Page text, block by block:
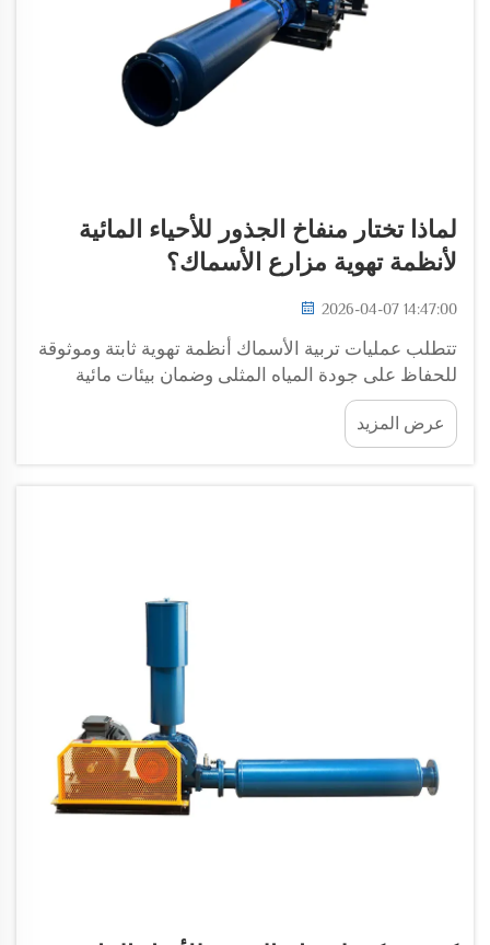
لماذا تختار منفاخ الجذور للأحياء المائية
لأنظمة تهوية مزارع الأسماك؟
2026-04-07 14:47:00
تتطلب عمليات تربية الأسماك أنظمة تهوية ثابتة وموثوقة
للحفاظ على جودة المياه المثلى وضمان بيئات مائية
صحية. ومن بين مختلف تقنيات التهوية المتاحة، برز منفاخ
الجذور للأحياء المائية باعتباره الخيار المفضل...
عرض المزيد